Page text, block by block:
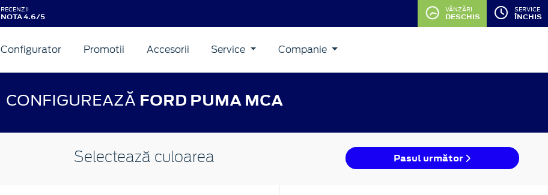
RECENZII
NOTA 4.6/5
VÂNZĂRI
DESCHIS
SERVICE
ÎNCHIS
Configurator Promotii Accesorii Service Companie
CONFIGUREAZĂ FORD PUMA MCA
Selectează culoarea Pasul următor